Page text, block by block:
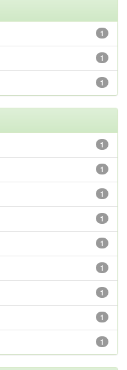
1
1
1
1
1
1
1
1
1
1
1
1